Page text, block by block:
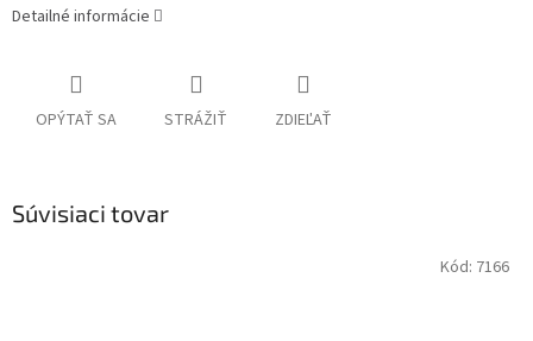
Detailné informácie
OPÝTAŤ SA STRÁŽIŤ ZDIEĽAŤ
Súvisiaci tovar
Kód: 7166